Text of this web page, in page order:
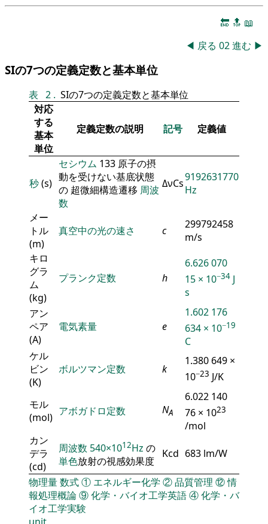
🔚 🔝 📖
◀ 戻る 02進む ▶
SIの7つの定義定数と基本単位
表 2 . SIの7つの定義定数と基本単位
対応
する
基本
単位
定義定数の説明 記号 定義値
秒(s)
セシウム 133 原子の摂
動を受けない基底状態
の 超微細構造遷移 周波
数
ΔνCs9192631770
Hz
メー
トル
(m)
真空中の光の速さ c
299792458
m/s
キロ
グラ
ム
(kg)
プランク定数 h
6.626 070
15 × 10−34 J
s
アン
ペア
(A)
電気素量 e
1.602 176
634 × 10−19
C
ケル
ビン
(K)
ボルツマン定数 k
1.380 649 ×
10−23 J/K
モル
(mol) アボガドロ定数 NA
6.022 140
76 × 1023
/mol
カン
デラ
(cd)
周波数 540×1012Hz の
単色放射の視感効果度
Kcd 683 lm/W
物理量数式① エネルギー化学 ②品質管理 ⑫情
報処理概論⑨化学・バイオ工学英語④化学・バ
イオ工学実験